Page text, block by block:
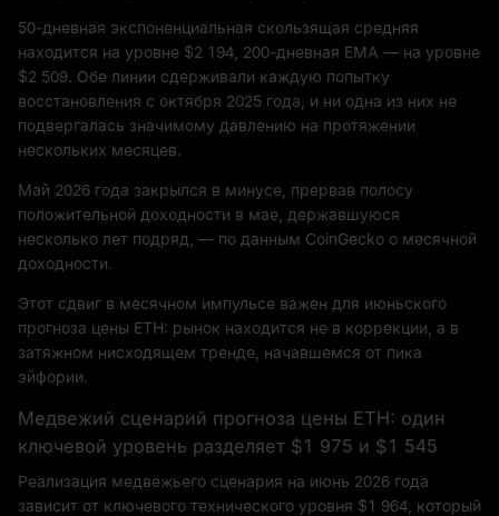
50-дневная экспоненциальная скользящая средняя
находится на уровне $2 194, 200-дневная EMA — на уровне
$2 509. Обе линии сдерживали каждую попытку
восстановления с октября 2025 года, и ни одна из них не
подвергалась значимому давлению на протяжении
нескольких месяцев.
Май 2026 года закрылся в минусе, прервав полосу
положительной доходности в мае, державшуюся
несколько лет подряд, — по данным CoinGecko о месячной
доходности.
Этот сдвиг в месячном импульсе важен для июньского
прогноза цены ETH: рынок находится не в коррекции, а в
затяжном нисходящем тренде, начавшемся от пика
эйфории.
Медвежий сценарий прогноза цены ETH: один
ключевой уровень разделяет $1 975 и $1 545
Реализация медвежьего сценария на июнь 2026 года
зависит от ключевого технического уровня $1 964, который